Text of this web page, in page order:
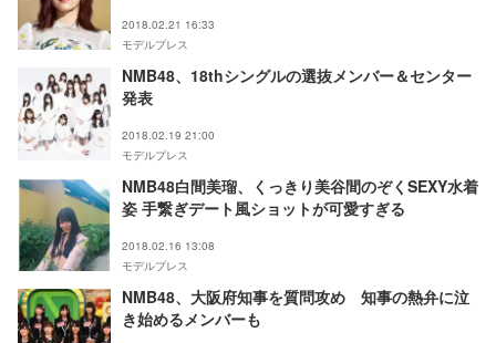
2018.02.21 16:33
モデルプレス
NMB48、18thシングルの選抜メンバー＆センター
発表
2018.02.19 21:00
モデルプレス
NMB48白間美瑠、くっきり美谷間のぞくSEXY水着
姿 手繋ぎデート風ショットが可愛すぎる
2018.02.16 13:08
モデルプレス
NMB48、大阪府知事を質問攻め 知事の熱弁に泣
き始めるメンバーも